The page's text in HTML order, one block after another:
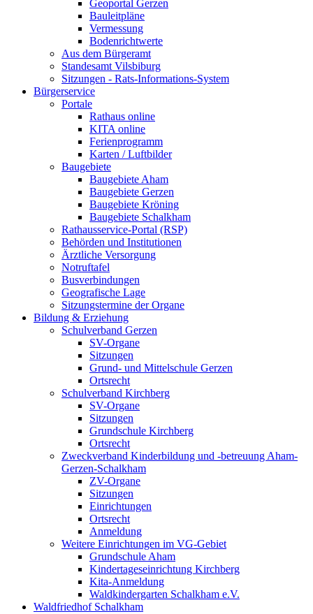
Geoportal Gerzen
Bauleitpläne
Vermessung
Bodenrichtwerte
Aus dem Bürgeramt
Standesamt Vilsbiburg
Sitzungen - Rats-Informations-System
Bürgerservice
Portale
Rathaus online
KITA online
Ferienprogramm
Karten / Luftbilder
Baugebiete
Baugebiete Aham
Baugebiete Gerzen
Baugebiete Kröning
Baugebiete Schalkham
Rathausservice-Portal (RSP)
Behörden und Institutionen
Ärztliche Versorgung
Notruftafel
Busverbindungen
Geografische Lage
Sitzungstermine der Organe
Bildung & Erziehung
Schulverband Gerzen
SV-Organe
Sitzungen
Grund- und Mittelschule Gerzen
Ortsrecht
Schulverband Kirchberg
SV-Organe
Sitzungen
Grundschule Kirchberg
Ortsrecht
Zweckverband Kinderbildung und -betreuung Aham-
Gerzen-Schalkham
ZV-Organe
Sitzungen
Einrichtungen
Ortsrecht
Anmeldung
Weitere Einrichtungen im VG-Gebiet
Grundschule Aham
Kindertageseinrichtung Kirchberg
Kita-Anmeldung
Waldkindergarten Schalkham e.V.
Waldfriedhof Schalkham